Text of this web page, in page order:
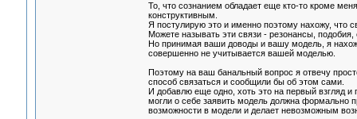
То, что сознанием обладает еще кто-то кроме
конструктивным.
Я постулирую это и именно поэтому нахожу, что
Можете называть эти связи - резонансы,
Но принимая ваши доводы и вашу модель, я
совершенно не учитывается вашей моделью.
Поэтому на ваш банальный вопрос я отвечу
способ связаться и сообщили бы об этом сами.
И добавлю еще одно, хоть это на первый взгляд
могли о себе заявить модель должна формально
возможности в модели и делает невозможным